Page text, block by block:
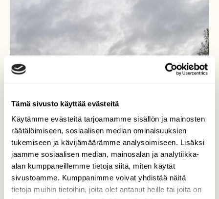
Tämä sivusto käyttää evästeitä
Käytämme evästeitä tarjoamamme sisällön ja mainosten
räätälöimiseen, sosiaalisen median ominaisuuksien
tukemiseen ja kävijämäärämme analysoimiseen. Lisäksi
jaamme sosiaalisen median, mainosalan ja analytiikka-
alan kumppaneillemme tietoja siitä, miten käytät
sivustoamme. Kumppanimme voivat yhdistää näitä
tietoja muihin tietoihin, joita olet antanut heille tai joita on